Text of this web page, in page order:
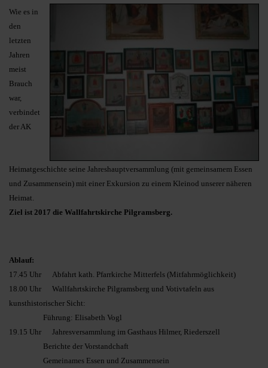
Wie es in
den
letzten
Jahren
meist
Brauch
war,
verbindet
der AK
Heimatgeschichte seine Jahreshauptversammlung (mit gemeinsamem Essen
und Zusammensein) mit einer Exkursion zu einem Kleinod unserer näheren
Heimat.
Ziel ist 2017 die Wallfahrtskirche Pilgramsberg.
Ablauf:
17.45 Uhr Abfahrt kath. Pfarrkirche Mitterfels (Mitfahrmöglichkeit)
18.00 Uhr Wallfahrtskirche Pilgramsberg und Votivtafeln aus
kunsthistorischer Sicht:
Führung: Elisabeth Vogl
19.15 Uhr Jahresversammlung im Gasthaus Hilmer, Riederszell
Berichte der Vorstandchaft
Gemeinames Essen und Zusammensein